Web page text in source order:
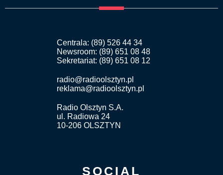
Centrala: (89) 526 44 34
Newsroom: (89) 651 08 48
Sekretariat: (89) 651 08 12
radio@radioolsztyn.pl
reklama@radioolsztyn.pl
Radio Olsztyn S.A.
ul. Radiowa 24
10-206 OLSZTYN
SOCIAL